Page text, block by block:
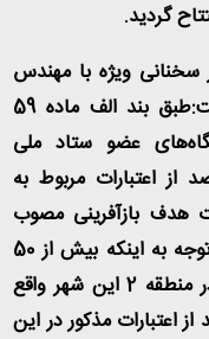
گردید.
ویژه با مهندس
امیری فرماندار محترم شیراز بیان داشت:طبق بند الف ماده 59
عضو ستاد ملی
از اعتبارات مربوط به
هدف بازآفرینی مصوب
ستاد ملی اختصاص دهند.و از طرفی با توجه به اینکه بیش از 50
درصد ازبافت های ناکارآمد شهر شیراز در منطقه 2 این شهر واقع
می بایست حدود 15 درصد از اعتبارات مذکور در این